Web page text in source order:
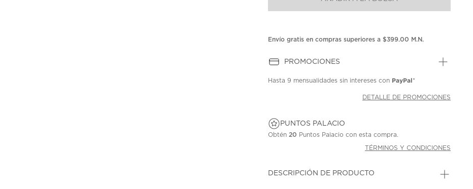
la
Envío gratis en compras superiores a $399.00 M.N.
PROMOCIONES
Hasta9 mensualidades sin intereses con PayPal*
DETALLE DE PROMOCIONES
PUNTOS PALACIO
Obtén 20 Puntos Palacio con esta compra.
TÉRMINOS Y CONDICIONES
DESCRIPCIÓN DE PRODUCTO